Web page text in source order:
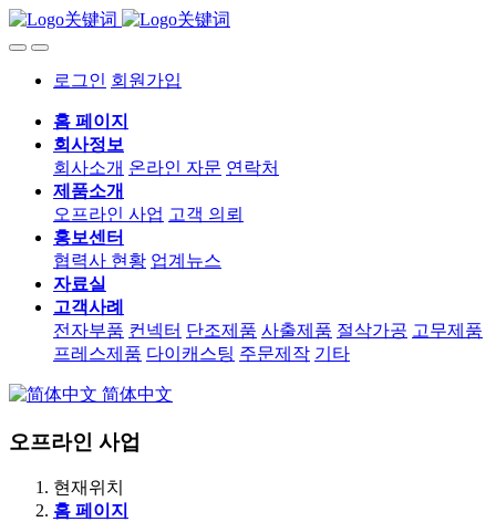
로그인 회원가입
홈 페이지
회사정보
회사소개 온라인 자문 연락처
제품소개
오프라인 사업 고객 의뢰
홍보센터
협력사 현황 업계뉴스
자료실
고객사례
전자부품 컨넥터 단조제품 사출제품 절삭가공 고무제품
프레스제품 다이캐스팅 주문제작 기타
简体中文
오프라인 사업
현재위치
홈 페이지